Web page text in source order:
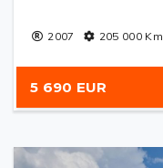
2007 205 000Km
5 690 EUR